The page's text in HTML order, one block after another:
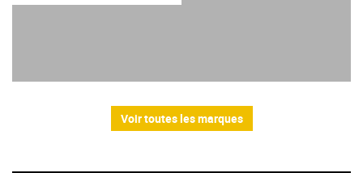
Voir toutes les marques